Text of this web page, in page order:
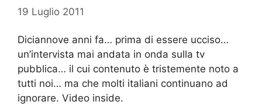
19 Luglio 2011
Diciannove anni fa… prima di essere ucciso…
un’intervista mai andata in onda sulla tv
pubblica… il cui contenuto è tristemente noto a
tutti noi… ma che molti italiani continuano ad
ignorare. Video inside.